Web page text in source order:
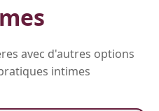
avec d'autres options
intimes